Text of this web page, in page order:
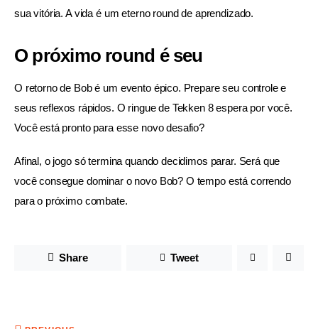
sua vitória. A vida é um eterno round de aprendizado.
O próximo round é seu
O retorno de Bob é um evento épico. Prepare seu controle e
seus reflexos rápidos. O ringue de Tekken 8 espera por você.
Você está pronto para esse novo desafio?
Afinal, o jogo só termina quando decidimos parar. Será que
você consegue dominar o novo Bob? O tempo está correndo
para o próximo combate.
Share Tweet